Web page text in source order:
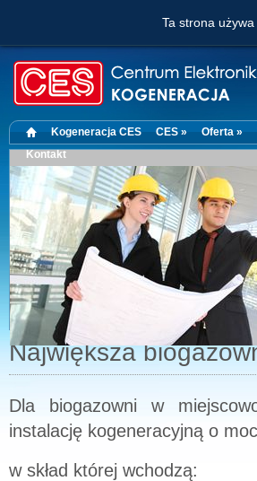
Kogeneracja CES CES » Oferta »
Kontakt
Największa
Dla biogazowni w
instalację kogeneracyjną o
w skład której wchodzą:
Ta strona